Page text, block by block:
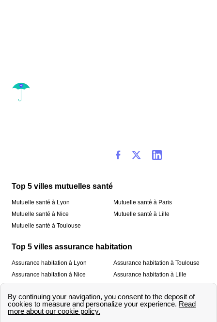
Top 5 villes mutuelles santé
Mutuelle santé à Lyon
Mutuelle santé à Nice
Mutuelle santé à Toulouse
Mutuelle santé à Paris
Mutuelle santé à Lille
Top 5 villes assurance habitation
Assurance habitation à Lyon
Assurance habitation à Nice
Assurance habitation à Toulouse
Assurance habitation à Lille
À propos